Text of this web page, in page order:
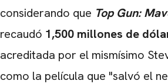
considerando que Top Gun:
recaudó 1,500 millones de
acreditada por el mismísimo
como la película que "salvó el